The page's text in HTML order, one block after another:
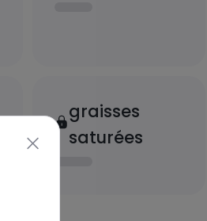
graisses
saturées